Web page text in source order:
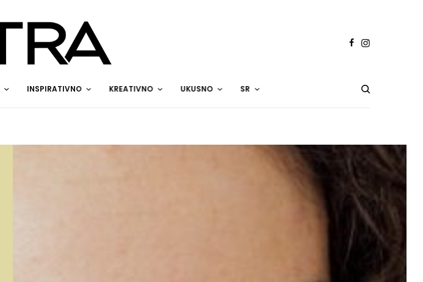
INSPIRATIVNO KREATIVNO UKUSNO SR